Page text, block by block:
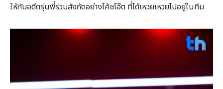
ให้กับอดีตรุ่นพี่ร่วมสังกัดอย่างโค้ชโอ๊ต ที่ได้เหวยเหวยไปอยู่ในทีม